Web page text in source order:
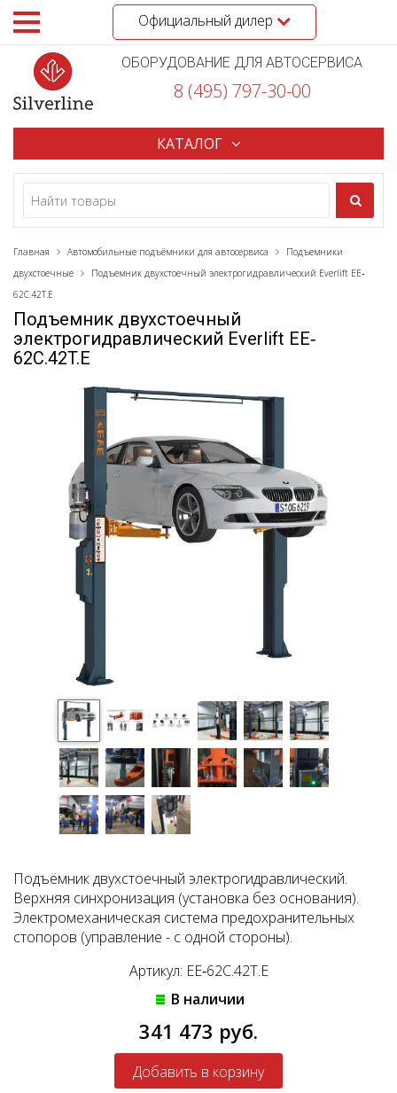
Официальный дилер
ОБОРУДОВАНИЕ ДЛЯ АВТОСЕРВИСА
8 (495) 797-30-00
КАТАЛОГ
Главная Автомобильные подъёмники для автосервиса
Подъемники
двухстоечные
Подъемник двухстоечный электрогидравлический Everlift EE‐
62C.42T.E
Подъемник двухстоечный
электрогидравлический Everlift EE‐
62C.42T.E
Подъёмник двухстоечный электрогидравлический.
Верхняя синхронизация (установка без основания).
Электромеханическая система предохранительных
стопоров (управление - с одной стороны).
Артикул: EE‐62C.42T.E
В наличии
341 473 руб.